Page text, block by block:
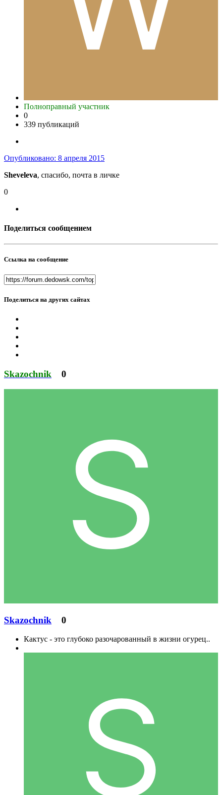
Полноправный участник
0
339 публикаций
Опубликовано: 8 апреля 2015
Sheveleva, спасибо, почта в личке
0
Поделиться сообщением
Ссылка на сообщение
Поделиться на других сайтах
Skazochnik 0
Skazochnik 0
Кактус - это глубоко разочарованный в жизни огурец..